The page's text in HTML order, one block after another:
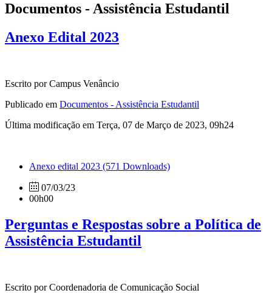
Documentos - Assistência Estudantil
Anexo Edital 2023
Escrito por Campus Venâncio
Publicado em Documentos - Assistência Estudantil
Última modificação em Terça, 07 de Março de 2023, 09h24
Anexo edital 2023 (571 Downloads)
07/03/23
00h00
Perguntas e Respostas sobre a Política de
Assistência Estudantil
Escrito por Coordenadoria de Comunicação Social